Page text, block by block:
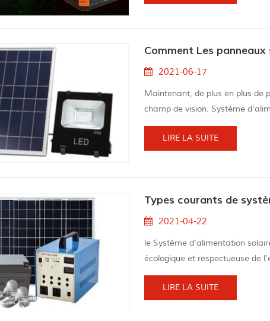
Comment Les
2021-06-17
Maintenant, de plus en plus de
champ de vision. Système
solaires peuvent générer de
à la lumière du soleil, ce qui
LIRE LA SUITE
Types courants de
2021-04-22
le Système d'alimentation
écologique et respectueuse de
production d'énergie solaire
d'électricité, connecté au
LIRE LA SUITE